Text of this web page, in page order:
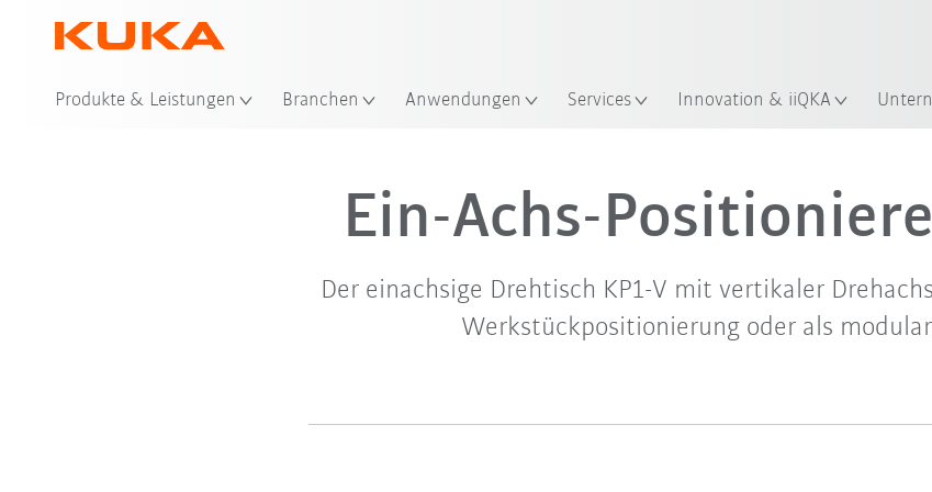
Produkte & Leistungen Branchen Anwendungen Services Innovation & iiQKA
Video
Ein-Achs-
Der einachsige Drehtisch KP1-V mit vertikaler
Werkstückpositionierung oder als